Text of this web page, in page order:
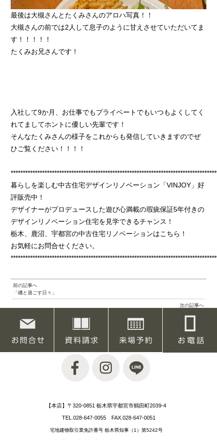
最後は大槻さんとたくみさんのアロハ写真！！
大槻さんの前では2人して息子のように甘えさせていただいてま
す！！！！！
たくみお兄さんです！
入社して9か月、お仕事でもプライベートでもいつもよくしてく
れてましてホントに優しい先輩です！
そんなたくみさんの様子をこれからも発信していきますのでぜ
ひご覧ください！！！！
暮らしを楽しむ中古住宅デザインリノベーション「VINJOY」好
評販売中！
デザイナーがプロデュースした遊び心満載の瑕疵保証5年付きの
デザインリノベーション住宅を見学できるチャンス！
栃木、鹿沼、宇都宮の中古住宅リノベーションはこちら！
お気軽にお問合せください。
前の記事へ
「磯と過ごす日々」
次の記事へ
【本店】〒320-0851 栃木県宇都宮市鶴田町2039-4
TEL.028-647-0055 FAX.028-647-0051
宅地建物取引業免許番号 栃木県知事（1）第5242号